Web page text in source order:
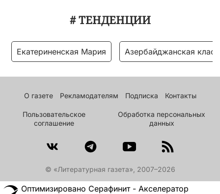
# ТЕНДЕНЦИИ
Екатериненская Мария Азербайджанская
О газете Рекламодателям Подписка Контакты
Пользовательское
соглашение
Обработка персональных
данных
© «Литературная газета», 2007–2026
Оптимизировано Серафинит - Акселератор